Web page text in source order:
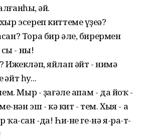
әй.
эсереп киттеме үҙеңә?
Тора бир әле, бирермен
сы - ны!
Ижекләп, яйлап әйт - нимә
әйт һуң...
Мыр - ҙағәле апам - да йоҡ -
нән эш - кә кит - тем. Хыя - а
ҡа-сан -да! Һи-не ге-нә я-ра-т-